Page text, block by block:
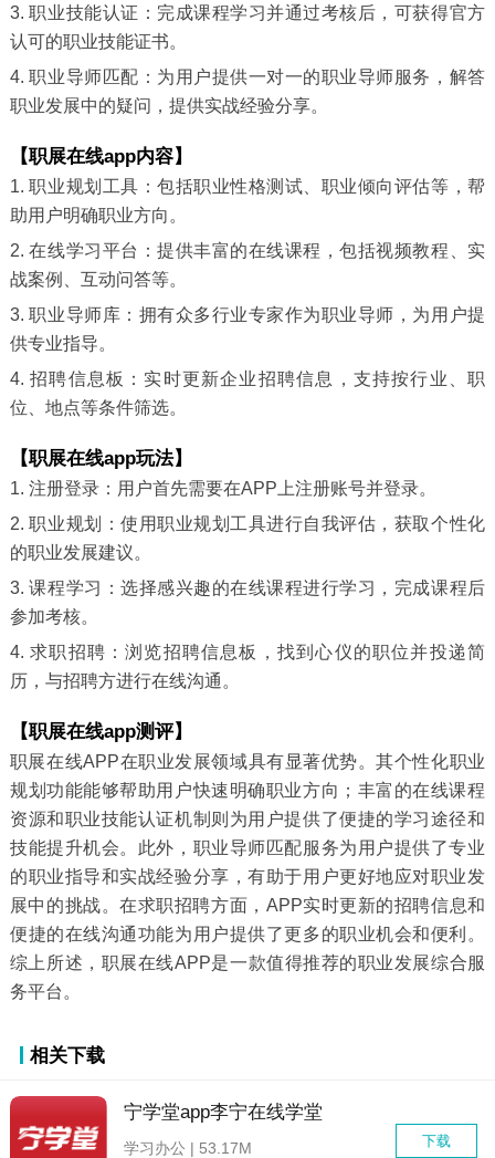
3. 职业技能认证：完成课程学习并通过考核后，可获得官方
认可的职业技能证书。
4. 职业导师匹配：为用户提供一对一的职业导师服务，解答
职业发展中的疑问，提供实战经验分享。
【职展在线app内容】
1. 职业规划工具：包括职业性格测试、职业倾向评估等，帮
助用户明确职业方向。
2. 在线学习平台：提供丰富的在线课程，包括视频教程、实
战案例、互动问答等。
3. 职业导师库：拥有众多行业专家作为职业导师，为用户提
供专业指导。
4. 招聘信息板：实时更新企业招聘信息，支持按行业、职
位、地点等条件筛选。
【职展在线app玩法】
1. 注册登录：用户首先需要在APP上注册账号并登录。
2. 职业规划：使用职业规划工具进行自我评估，获取个性化
的职业发展建议。
3. 课程学习：选择感兴趣的在线课程进行学习，完成课程后
参加考核。
4. 求职招聘：浏览招聘信息板，找到心仪的职位并投递简
历，与招聘方进行在线沟通。
【职展在线app测评】
职展在线APP在职业发展领域具有显著优势。其个性化职业
规划功能能够帮助用户快速明确职业方向；丰富的在线课程
资源和职业技能认证机制则为用户提供了便捷的学习途径和
技能提升机会。此外，职业导师匹配服务为用户提供了专业
的职业指导和实战经验分享，有助于用户更好地应对职业发
展中的挑战。在求职招聘方面，APP实时更新的招聘信息和
便捷的在线沟通功能为用户提供了更多的职业机会和便利。
综上所述，职展在线APP是一款值得推荐的职业发展综合服
务平台。
相关下载
宁学堂app李宁在线学堂
下载
学习办公 | 53.17M